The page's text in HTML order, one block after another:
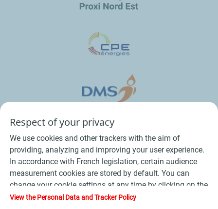
Conditions Générales de Vente Bois
Respect of your privacy
We use cookies and other trackers with the aim of
providing, analyzing and improving your user experience.
In accordance with French legislation, certain audience
measurement cookies are stored by default. You can
change your cookie settings at any time by clicking on the
"Manage my cookies" button. By clicking on the "Accept"
View the Personal Data and Tracker Policy